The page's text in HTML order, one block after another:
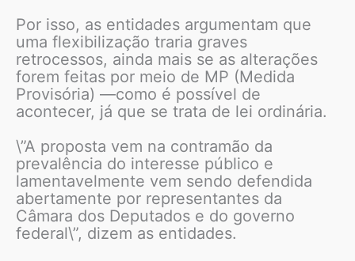
Por isso, as entidades argumentam que
uma flexibilização traria graves
retrocessos, ainda mais se as alterações
forem feitas por meio de MP (Medida
Provisória) —como é possível de
acontecer, já que se trata de lei ordinária.
\”A proposta vem na contramão da
prevalência do interesse público e
lamentavelmente vem sendo defendida
abertamente por representantes da
Câmara dos Deputados e do governo
federal\”, dizem as entidades.